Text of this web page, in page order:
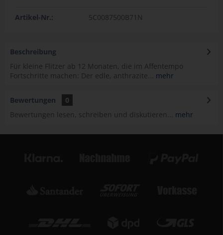
Artikel-Nr.: 5C0087500B71N
Beschreibung
Für kleine Flitzer ab 12 Monaten, die im Affentempo
Fortschritte machen: Der edle, anthrazite... mehr
Bewertungen
0
Bewertungen lesen, schreiben und diskutieren... mehr